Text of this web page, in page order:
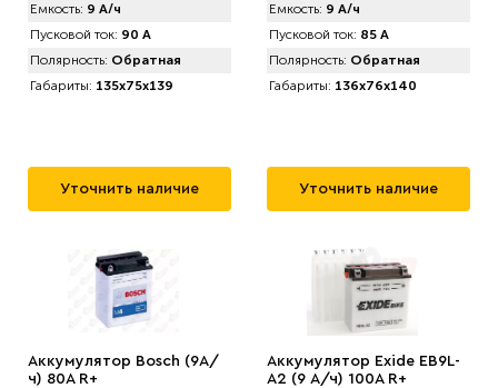
Емкость: 9 А/ч
Пусковой ток: 90 А
Полярность: Обратная
Габариты: 135x75x139
Уточнить наличие
Емкость: 9 А/ч
Пусковой ток: 85 А
Полярность: Обратная
Габариты: 136x76x140
Уточнить наличие
Аккумулятор Bosch (9А/
ч) 80A R+
Аккумулятор Exide EB9L-
A2 (9 А/ч) 100A R+